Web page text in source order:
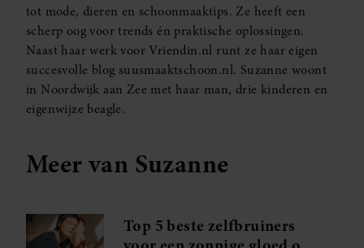
tot mode, dieren en schoonmaaktips. Ze heeft een
scherp oog voor trends én praktische oplossingen.
Naast haar werk voor Vriendin.nl runt ze haar eigen
succesvolle blog suusmaaktschoon.nl. Suzanne woont
in Noordwijk aan Zee met haar man, drie kinderen en
eigenwijze beagle.
Meer van Suzanne
Top 5 beste zelfbruiners